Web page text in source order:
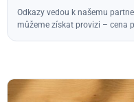
Odkazy vedou k našemu
můžeme získat provizi – cena